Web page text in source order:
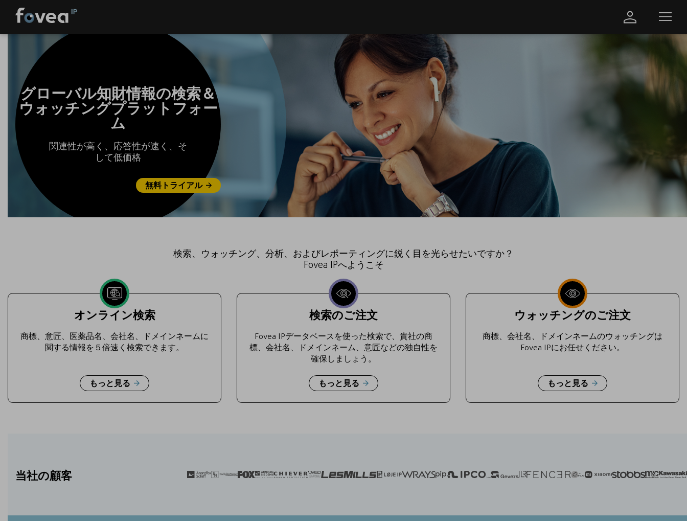
Skip
グローバル知財情報の検索＆
ウォッチングプラットフォー
ム
関連性が高く、応答性が速く、そ
して低価格
無料トライアル
検索、ウォッチング、分析、およびレポーティングに鋭く目を光らせたいですか？
Fovea IPへようこそ
オンライン検索
商標、意匠、医薬品名、会社名、ドメインネームに
関する情報を５倍速く検索できます。
もっと見る
検索のご注文
Fovea IPデータベースを使った検索で、貴社の商
標、会社名、ドメインネーム、意匠などの独自性を
確保しましょう。
もっと見る
ウォッチングのご注文
商標、会社名、ドメインネームのウォッチングは
Fovea IPにお任せください。
もっと見る
当社の顧客